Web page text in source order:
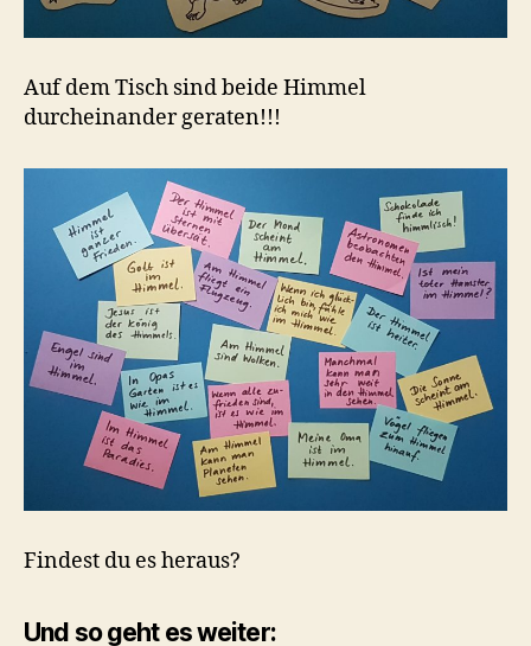
Auf dem Tisch sind beide Himmel
durcheinander geraten!!!
Findest du es heraus?
Und so geht es weiter: